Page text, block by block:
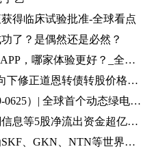
得临床试验批准-全球看点
了？是偶然还是必然？
理财APP测评系列丨逐浪直销APP，哪家体验更好？_全球今亮点
今日最新！道恩股份: 关于不向下修正道恩转债转股价格的公告
天天快资讯：国际氢报（0619-0625）| 全球首个动态绿电制氨工厂初具规模；MTU开发液氢航空燃料电池技术；道达尔致力于绿氢炼油……
计算机行业资金流出榜：浪潮信息等5股净流出资金超亿元_世界热文
力星股份：我公司产品主要为SKF、GKN、NTN等世界著名的轴承公司配套 全球热点评